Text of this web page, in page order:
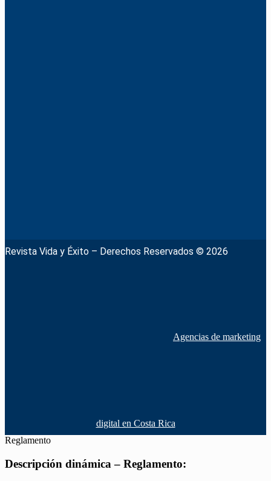
Revista Vida y Éxito – Derechos Reservados © 2026
Agencias de marketing
digital en Costa Rica
Reglamento
Descripción dinámica – Reglamento: